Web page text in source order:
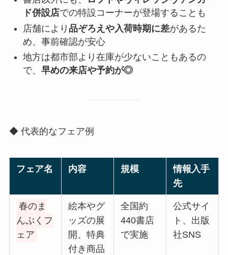
ド併設店での特設コーナーが登場することも
店舗により 品ぞろえや入荷時期に差があるた
め、事前確認が安心
地方は都市部より在庫が少ないこともあるの
で、 早めの来店や予約が◎
◆ 代表的なフェア例
フェア名 内容 規模
情報入手
先
春のま
んぷくフ
ェア
絵本やグ
ッズの展
開、特典
付き商品
全国約
440書店
で実施
公式サイ
ト、出版
社SNS